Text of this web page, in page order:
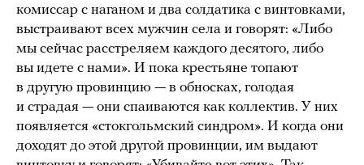
комиссар с наганом и два солдатика с винтовками,
выстраивают всех мужчин села и говорят: «Либо
мы сейчас расстреляем каждого десятого, либо
вы идете с нами». И пока крестьяне топают
в другую провинцию — в обносках, голодая
и страдая — они спаиваются как коллектив. У них
появляется «стокгольмский синдром». И когда они
доходят до этой другой провинции, им выдают